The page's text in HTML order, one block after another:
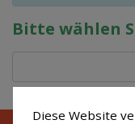
Diese Website
Bitte wählen